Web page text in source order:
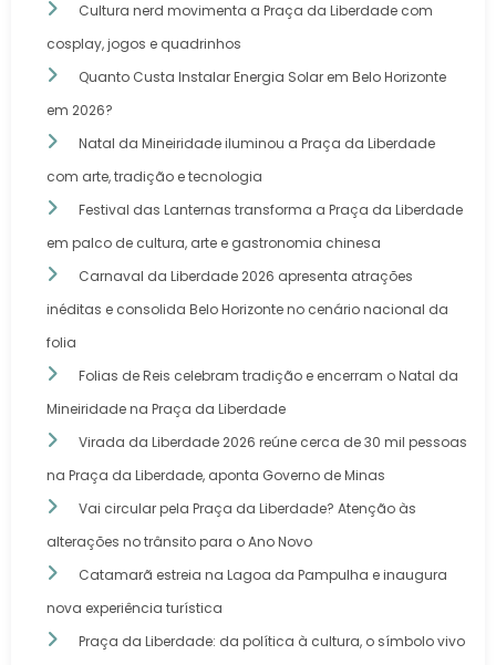
Cultura nerd movimenta a Praça da Liberdade com
cosplay, jogos e quadrinhos
Quanto Custa Instalar Energia Solar em Belo Horizonte
em 2026?
Natal da Mineiridade iluminou a Praça da Liberdade
com arte, tradição e tecnologia
Festival das Lanternas transforma a Praça da Liberdade
em palco de cultura, arte e gastronomia chinesa
Carnaval da Liberdade 2026 apresenta atrações
inéditas e consolida Belo Horizonte no cenário nacional da
folia
Folias de Reis celebram tradição e encerram o Natal da
Mineiridade na Praça da Liberdade
Virada da Liberdade 2026 reúne cerca de 30 mil pessoas
na Praça da Liberdade, aponta Governo de Minas
Vai circular pela Praça da Liberdade? Atenção às
alterações no trânsito para o Ano Novo
Catamarã estreia na Lagoa da Pampulha e inaugura
nova experiência turística
Praça da Liberdade: da política à cultura, o símbolo vivo